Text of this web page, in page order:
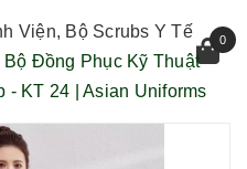
0
Viện, Bộ Scrubs Y Tế
Bộ Đồng Phục Kỹ Thuật
- KT 24 | Asian Uniforms